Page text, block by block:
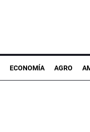
ECONOMÍA AGRO